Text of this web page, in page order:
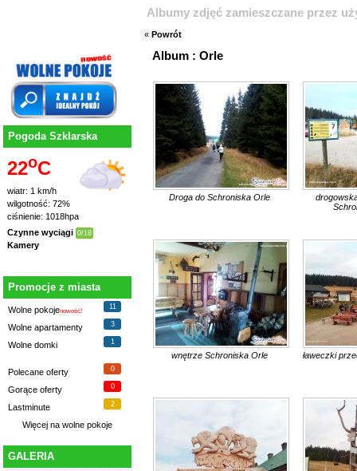
Pogoda Szklarska
22oC
wiatr: 1 km/h
wilgotność: 72%
ciśnienie: 1018hpa
Czynne wyciągi 0/18
Kamery
Promocje z miasta
Wolne pokojenowość!
11
Wolne apartamenty 3
Wolne domki 1
Polecane oferty 0
Gorące oferty 0
Lastminute 2
Więcej na wolne pokoje
GALERIA
Albumy zdjęć zamieszczane przez
« Powrót
Album : Orle
Droga do Schroniska Orle
wnętrze Schroniska Orle ławeczki